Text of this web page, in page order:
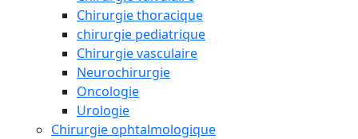
Chirurgie thoracique
chirurgie pediatrique
Chirurgie vasculaire
Neurochirurgie
Oncologie
Urologie
Chirurgie ophtalmologique